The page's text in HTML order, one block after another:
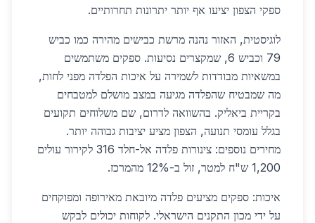
ספקי הצפון יציעו אף יותר יתרונות תחרותיים.
לוגיסטית, האזור נהנה מרשת כבישים מהירה כמו כביש
79 וכביש 6, שמקצרים נסיעות. ספקים משתמשים
במשאיות מבודדות לשמירה על איכות הפלדה מפני לחות,
מה שמבטיח שהפלדה מגיעה במצב מושלם למטבחים
בקריית ביאליק. בהשוואה לדרום, שם משלוחים תקועים
בגלל עומסי תנועה, הצפון מציע יציבות גבוהה יותר.
מחירים נוספים: צינורות פלדה אל-חלד 316 לקירור עולים
1,200 ש"ח למטר, זול ב-12% מהמרכז.
איכות: ספקים מציעים פלדה מיובאת מאירופה ומפוקחים
על ידי מכון התקנים הישראלי. לקוחות יכולים לבקש